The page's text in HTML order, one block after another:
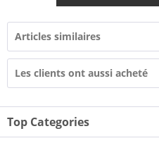
Articles similaires
Les clients ont aussi acheté
Top Categories